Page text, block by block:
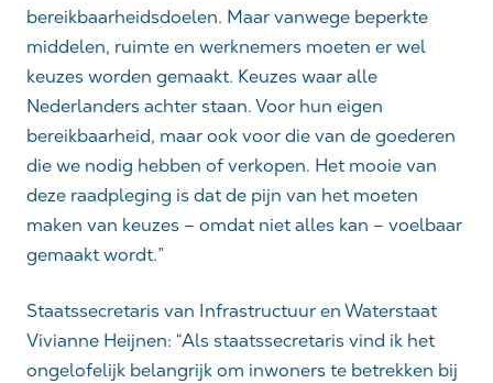
bereikbaarheidsdoelen. Maar vanwege beperkte
middelen, ruimte en werknemers moeten er wel
keuzes worden gemaakt. Keuzes waar alle
Nederlanders achter staan. Voor hun eigen
bereikbaarheid, maar ook voor die van de goederen
die we nodig hebben of verkopen. Het mooie van
deze raadpleging is dat de pijn van het moeten
maken van keuzes – omdat niet alles kan – voelbaar
gemaakt wordt.”
Staatssecretaris van Infrastructuur en Waterstaat
Vivianne Heijnen: “Als staatssecretaris vind ik het
ongelofelijk belangrijk om inwoners te betrekken bij